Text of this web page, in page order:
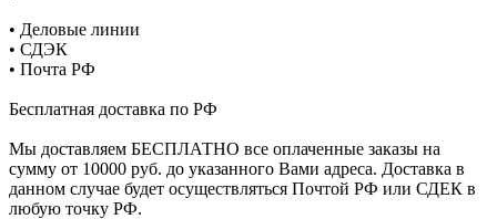
• Деловые линии
• СДЭК
• Почта РФ
Бесплатная доставка по РФ
Мы доставляем БЕСПЛАТНО все оплаченные заказы на
сумму от 10000 руб. до указанного Вами адреса. Доставка в
данном случае будет осуществляться Почтой РФ или СДЕК в
любую точку РФ.